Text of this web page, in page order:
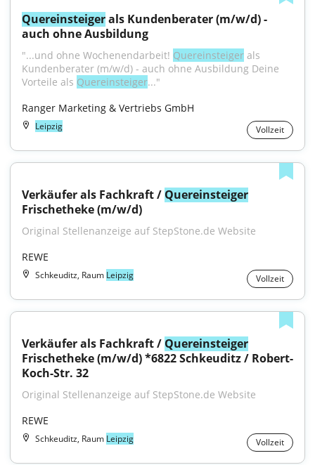
Quereinsteiger als Kundenberater (m/w/d) -
auch ohne Ausbildung
"...und ohne Wochenendarbeit! Quereinsteiger als
Kundenberater (m/w/d) - auch ohne Ausbildung Deine
Vorteile als Quereinsteiger..."
Ranger Marketing & Vertriebs GmbH
Leipzig Vollzeit
Verkäufer als Fachkraft / Quereinsteiger
Frischetheke (m/w/d)
Original Stellenanzeige auf StepStone.de Website
REWE
Schkeuditz, Raum Leipzig Vollzeit
Verkäufer als Fachkraft / Quereinsteiger
Frischetheke (m/w/d) *6822 Schkeuditz / Robert-
Koch-Str. 32
Original Stellenanzeige auf StepStone.de Website
REWE
Schkeuditz, Raum Leipzig Vollzeit